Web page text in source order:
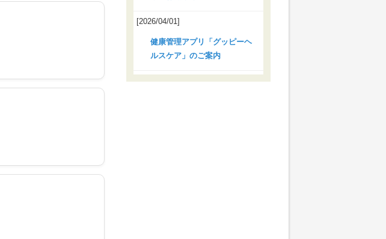
[2026/04/01]
健康管理アプリ「グッピーヘ
ルスケア」のご案内